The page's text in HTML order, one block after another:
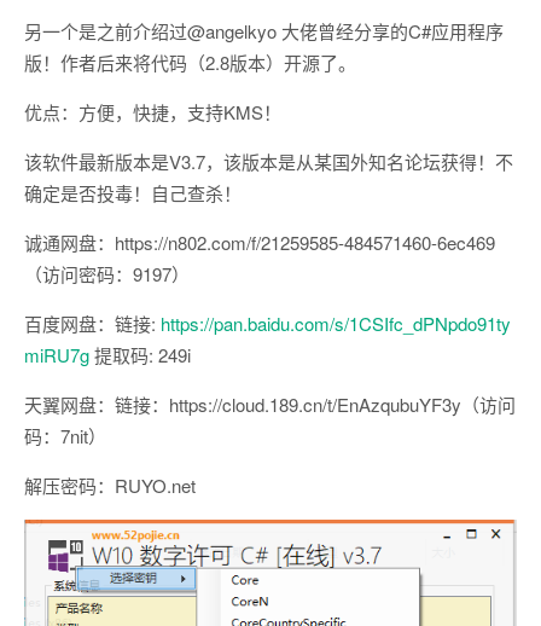
另一个是之前介绍过@angelkyo 大佬曾经分享的C#应用程序
版！作者后来将代码（2.8版本）开源了。
优点：方便，快捷，支持KMS！
该软件最新版本是V3.7，该版本是从某国外知名论坛获得！不
确定是否投毒！自己查杀！
诚通网盘：https://n802.com/f/21259585-484571460-6ec469
（访问密码：9197）
百度网盘：链接: https://pan.baidu.com/s/1CSIfc_dPNpdo91ty
miRU7g提取码: 249i
天翼网盘：链接：https://cloud.189.cn/t/EnAzqubuYF3y（访问
码：7nit）
解压密码：RUYO.net